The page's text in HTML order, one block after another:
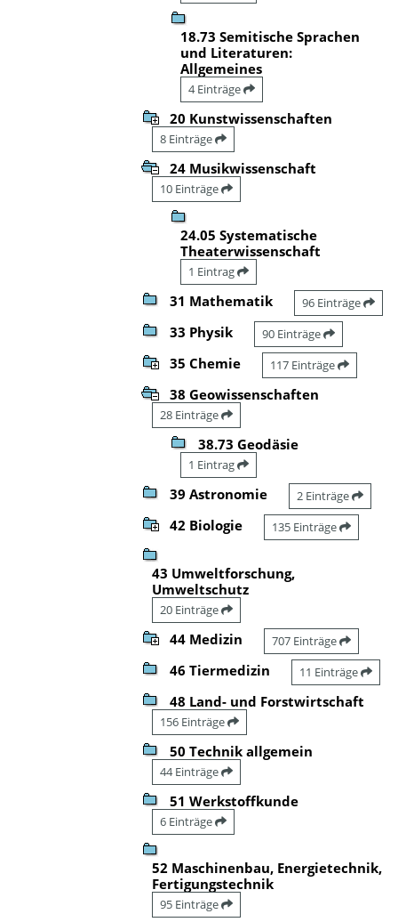
18.73 Semitische Sprachen
und Literaturen:
Allgemeines
4 Einträge
20 Kunstwissenschaften
8 Einträge
24 Musikwissenschaft
10 Einträge
24.05 Systematische
Theaterwissenschaft
1 Eintrag
31 Mathematik 96 Einträge
33 Physik 90 Einträge
35 Chemie 117 Einträge
38 Geowissenschaften
28 Einträge
38.73 Geodäsie
1 Eintrag
39 Astronomie 2 Einträge
42 Biologie 135 Einträge
43 Umweltforschung,
Umweltschutz
20 Einträge
44 Medizin 707 Einträge
46 Tiermedizin 11 Einträge
48 Land- und Forstwirtschaft
156 Einträge
50 Technik allgemein
44 Einträge
51 Werkstoffkunde
6 Einträge
52 Maschinenbau, Energietechnik,
Fertigungstechnik
95 Einträge